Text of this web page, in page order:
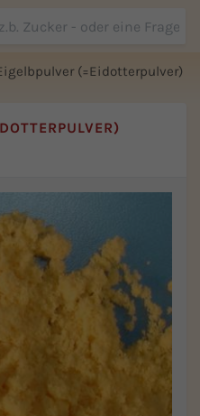
(=Eidotterpulver)